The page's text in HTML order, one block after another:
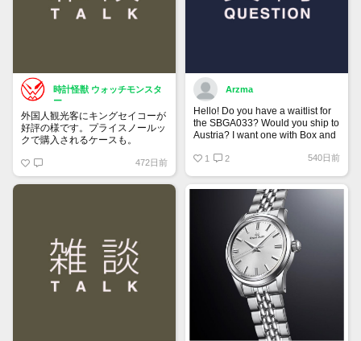
時計怪獣 ウォッチモンスタ
ー
外国人観光客にキングセイコーが
好評の様です。プライスノールッ
クで購入されるケースも。
472日前
Arzma
Hello! Do you have a waitlist for
the SBGA033? Would you ship to
Austria? I want one with Box and
1 2 540日前